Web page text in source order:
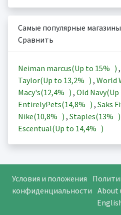
Самые популярные
Сравнить
Neiman marcus(Up to 15% ) ,
Taylor(Up to 13,2% ) , World
Macy's(12,4% ) , Old
EntirelyPets(14,8% ) , Saks
Nike(10,8% ) , Staples(13% )
Escentual(Up to 14,4% )
Условия и положения
конфиденциальности About